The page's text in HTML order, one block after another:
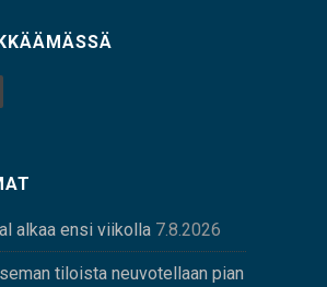
alkaa ensi viikolla 7.8.2026
tiloista neuvotellaan pian